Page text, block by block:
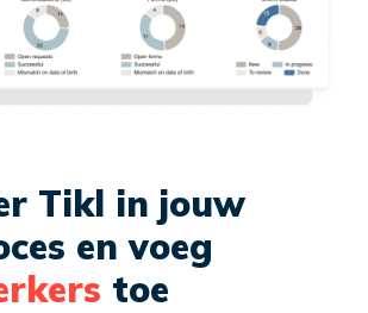
Tikl in jouw
en voeg
toe